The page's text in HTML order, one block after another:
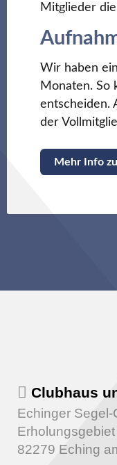
Mitglieder
Wir haben
Monaten. So
entscheiden.
der
Mehr Info
Clubhaus
Echinger Segel-
Erholungsgebiet
82279 Eching